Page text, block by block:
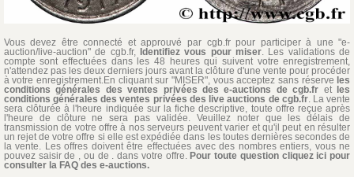
Vous devez être connecté et approuvé par cgb.fr pour participer à une "e-
auction/live-auction" de cgb.fr, Identifiez vous pour miser. Les validations de
compte sont effectuées dans les 48 heures qui suivent votre enregistrement,
n'attendez pas les deux derniers jours avant la clôture d'une vente pour procéder
à votre enregistrement.En cliquant sur "MISER", vous acceptez sans réserve les
conditions générales des ventes privées des e-auctions de cgb.fr et les
conditions générales des ventes privées des live auctions de cgb.fr. La vente
sera clôturée à l'heure indiquée sur la fiche descriptive, toute offre reçue après
l'heure de clôture ne sera pas validée. Veuillez noter que les délais de
transmission de votre offre à nos serveurs peuvent varier et qu'il peut en résulter
un rejet de votre offre si elle est expédiée dans les toutes dernières secondes de
la vente. Les offres doivent être effectuées avec des nombres entiers, vous ne
pouvez saisir de , ou de . dans votre offre. Pour toute question cliquez ici pour
consulter la FAQ des e-auctions.